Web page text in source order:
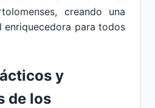
creando una
enriquecedora para todos
y
de los